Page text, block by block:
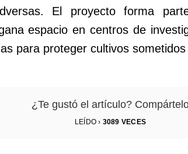
El proyecto forma
espacio en centros de
para proteger cultivos
¿Te gustó el artículo?
LEÍDO › 3089 VECES